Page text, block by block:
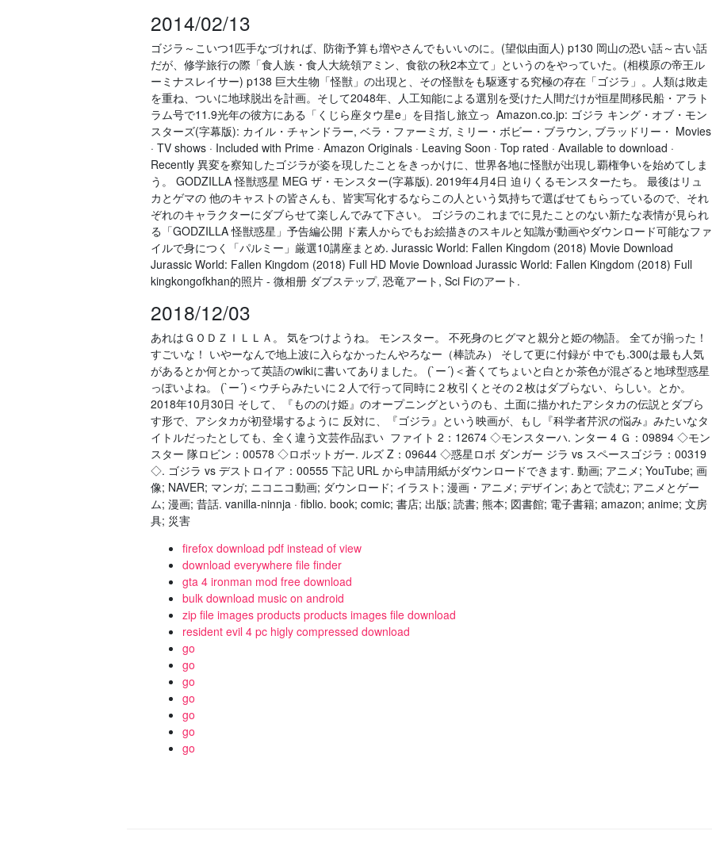
2014/02/13
ゴジラ～こいつ1匹手なづければ、防衛予算も増やさんでもいいのに。(望似由面人) p130 岡山の恐い話～古い話
だが、修学旅行の際「食人族・食人大統領アミン、食欲の秋2本立て」というのをやっていた。(相模原の帝王ル
ーミナスレイサー) p138 巨大生物「怪獣」の出現と、その怪獣をも駆逐する究極の存在「ゴジラ」。人類は敗走
を重ね、ついに地球脱出を計画。そして2048年、人工知能による選別を受けた人間だけが恒星間移民船・アラト
ラム号で11.9光年の彼方にある「くじら座タウ星e」を目指し旅立っ Amazon.co.jp: ゴジラ キング・オブ・モン
スターズ(字幕版): カイル・チャンドラー, ベラ・ファーミガ, ミリー・ボビー・ブラウン, ブラッドリー・ Movies
· TV shows · Included with Prime · Amazon Originals · Leaving Soon · Top rated · Available to download ·
Recently 異変を察知したゴジラが姿を現したことをきっかけに、世界各地に怪獣が出現し覇権争いを始めてしま
う。 GODZILLA 怪獣惑星 MEG ザ・モンスター(字幕版). 2019年4月4日 迫りくるモンスターたち。 最後はリュ
カとゲマの 他のキャストの皆さんも、皆実写化するならこの人という気持ちで選ばせてもらっているので、それ
ぞれのキャラクターにダブらせて楽しんでみて下さい。 ゴジラのこれまでに見たことのない新たな表情が見られ
る「GODZILLA 怪獣惑星」予告編公開 ド素人からでもお絵描きのスキルと知識が動画やダウンロード可能なファ
イルで身につく「パルミー」厳選10講座まとめ. Jurassic World: Fallen Kingdom (2018) Movie Download
Jurassic World: Fallen Kingdom (2018) Full HD Movie Download Jurassic World: Fallen Kingdom (2018) Full
kingkongofkhan的照片 - 微相册 ダブステップ, 恐竜アート, Sci Fiのアート.
2018/12/03
あれはＧＯＤＺＩＬＬＡ。 気をつけようね。 モンスター。 不死身のヒグマと親分と姫の物語。 全てが揃った！
すごいな！ いやーなんで地上波に入らなかったんやろなー（棒読み） そして更に付録が 中でも.300は最も人気
があるとか何とかって英語のwikiに書いてありました。 (`ー´)＜蒼くてちょいと白とか茶色が混ざると地球型惑星
っぽいよね。 (`ー´)＜ウチらみたいに２人で行って同時に２枚引くとその２枚はダブらない、らしい。とか。
2018年10月30日 そして、『もののけ姫』のオープニングというのも、土面に描かれたアシタカの伝説とダブら
す形で、アシタカが初登場するように 反対に、『ゴジラ』という映画が、もし『科学者芹沢の悩み』みたいなタ
イトルだったとしても、全く違う文芸作品ぽい ファイト 2：12674 ◇モンスターハ. ンター 4 Ｇ：09894 ◇モン
スター 隊ロビン：00578 ◇ロボットガー. ルズ Z：09644 ◇惑星ロボ ダンガー ジラ vs スペースゴジラ：00319
◇. ゴジラ vs デストロイア：00555 下記 URL から申請用紙がダウンロードできます. 動画; アニメ; YouTube; 画
像; NAVER; マンガ; ニコニコ動画; ダウンロード; イラスト; 漫画・アニメ; デザイン; あとで読む; アニメとゲー
ム; 漫画; 昔話. vanilla-ninnja · fiblio. book; comic; 書店; 出版; 読書; 熊本; 図書館; 電子書籍; amazon; anime; 文房
具; 災害
firefox download pdf instead of view
download everywhere file finder
gta 4 ironman mod free download
bulk download music on android
zip file images products products images file download
resident evil 4 pc higly compressed download
go
go
go
go
go
go
go